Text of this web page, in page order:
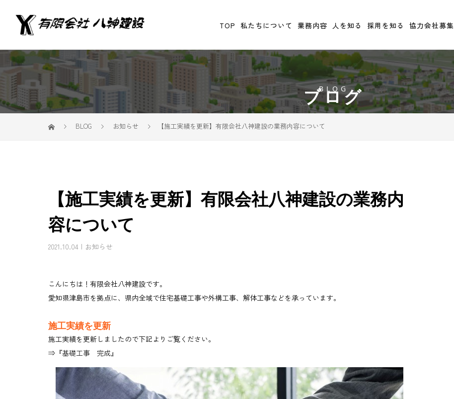
TOP 私たちについて 業務内容 人を知る 採用を知る 協力会社募集
ブログ
BLOG
BLOG お知らせ 【施工実績を更新】有限会社八神建設の業務内容について
【施工実績を更新】有限会社八神建設の業務内
容について
2021.10.04 お知らせ
こんにちは！有限会社八神建設です。
愛知県津島市を拠点に、県内全域で住宅基礎工事や外構工事、解体工事などを承っています。
施工実績を更新
施工実績を更新しましたので下記よりご覧ください。
⇒『基礎工事 完成』